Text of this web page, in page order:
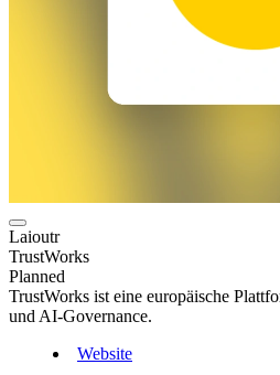
Laioutr
TrustWorks
Planned
TrustWorks ist eine europäische
und AI-Governance.
Website